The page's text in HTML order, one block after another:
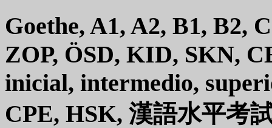
Goethe, A1, A2, B1, B2,
ZOP, ÖSD, KID, SKN,
inicial, intermedio,
CPE, HSK, 漢語水平考